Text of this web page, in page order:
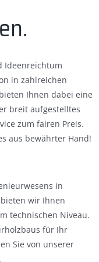
Ideenreichtum
in zahlreichen
Ihnen dabei eine
breit aufgestelltes
zum fairen Preis.
aus bewährter Hand!
in
wir Ihnen
technischen Niveau.
für Ihr
Sie von unserer